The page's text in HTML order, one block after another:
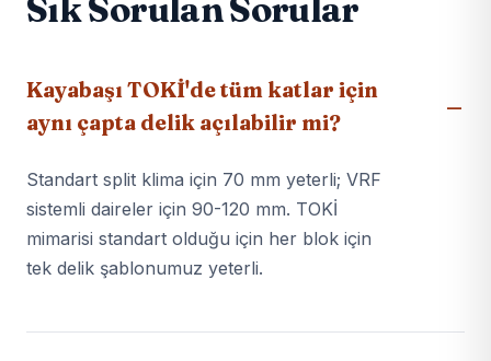
Sık Sorulan Sorular
Kayabaşı TOKİ'de tüm katlar için
aynı çapta delik açılabilir mi?
Standart split klima için 70 mm yeterli; VRF
sistemli daireler için 90-120 mm. TOKİ
mimarisi standart olduğu için her blok için
tek delik şablonumuz yeterli.